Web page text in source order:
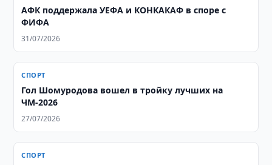
АФК поддержала УЕФА и КОНКАКАФ в споре с
ФИФА
31/07/2026
СПОРТ
Гол Шомуродова вошел в тройку лучших на
ЧМ-2026
27/07/2026
СПОРТ